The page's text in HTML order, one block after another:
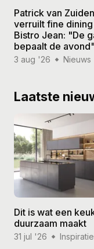
Patrick van Zuiden
verruilt fine
Bistro Jean: "De
bepaalt de avond"
3 aug '26 Nieuws
Laatste
Dit is wat een
duurzaam maakt
31 jul '26 Inspiratie